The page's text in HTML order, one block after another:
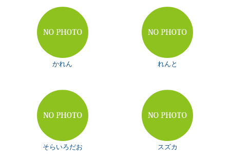
かれん れんと
そらいろだお スズカ